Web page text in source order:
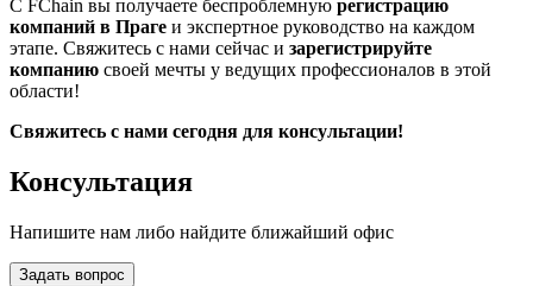
С FChain вы получаете беспроблемную регистрацию
компаний в Праге и экспертное руководство на каждом
этапе. Свяжитесь с нами сейчас и зарегистрируйте
компанию своей мечты у ведущих профессионалов в этой
области!
Свяжитесь с нами сегодня для консультации!
Консультация
Напишите нам либо найдите ближайший офис
Задать вопрос